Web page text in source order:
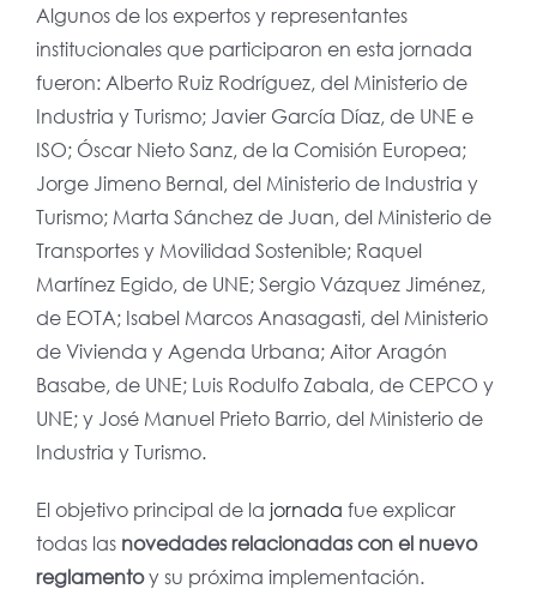
Algunos de los expertos y representantes
institucionales que participaron en esta jornada
fueron: Alberto Ruiz Rodríguez, del Ministerio de
Industria y Turismo; Javier García Díaz, de UNE e
ISO; Óscar Nieto Sanz, de la Comisión Europea;
Jorge Jimeno Bernal, del Ministerio de Industria y
Turismo; Marta Sánchez de Juan, del Ministerio de
Transportes y Movilidad Sostenible; Raquel
Martínez Egido, de UNE; Sergio Vázquez Jiménez,
de EOTA; Isabel Marcos Anasagasti, del Ministerio
de Vivienda y Agenda Urbana; Aitor Aragón
Basabe, de UNE; Luis Rodulfo Zabala, de CEPCO y
UNE; y José Manuel Prieto Barrio, del Ministerio de
Industria y Turismo.​
El objetivo principal de la jornada fue explicar
todas las novedades relacionadas con el nuevo
reglamentoy su próxima implementación.